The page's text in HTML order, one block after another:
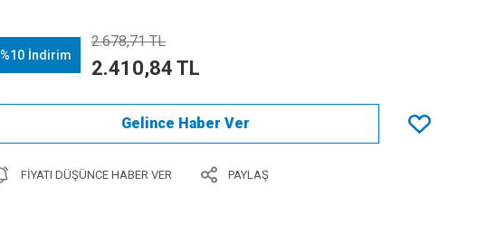
%10 İndirim
2.678,71 TL
2.410,84 TL
Gelince Haber Ver
FIYATI DÜŞÜNCE HABER VER PAYLAŞ